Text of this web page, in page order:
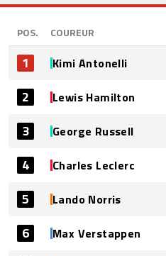
POS. COUREUR
1 Kimi Antonelli
2 Lewis Hamilton
3 George Russell
4 Charles Leclerc
5 Lando Norris
6 Max Verstappen